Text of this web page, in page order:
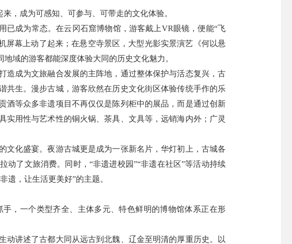
，成为可感知、可参与、可带走的文化体验。
成为常态。在云冈石窟博物馆，游客戴上VR眼镜，便能“飞
屏幕上动了起来；在悬空寺景区，大型光影实景演艺《何以悬
域的游客都能深度体验大同的历史文化魅力。
造成为文旅融合发展的主阵地，通过整体保护与活态复兴，古
共生。漫步古城，游客欣然在历史文化街区体验传统手作的乐
酒等众多非遗项目不再仅仅是陈列柜中的展品，而是通过创新
用性与艺术性的铜火锅、茶具、文具等，远销海内外；广灵
化盛宴。夜游古城更是成为一张新名片，华灯初上，古城各
了文旅消费。同时，“非遗进校园”“非遗在社区”等活动持续
遗，让生活更美好”的主题。
，一个类型齐全、主体多元、特色鲜明的博物馆体系正在形
动讲述了古都大同从远古到北魏、辽金至明清的厚重历史。以